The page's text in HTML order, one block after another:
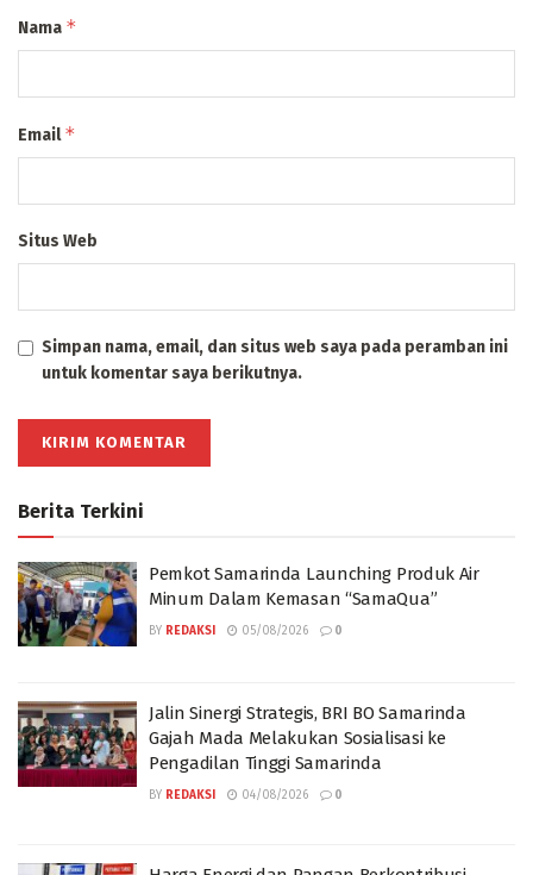
Nama *
Email*
Situs Web
Simpan nama, email, dan situs web saya pada peramban ini
untuk komentar saya berikutnya.
Berita Terkini
Pemkot Samarinda Launching Produk Air
Minum Dalam Kemasan “SamaQua”
BY REDAKSI 05/08/2026 0
Jalin Sinergi Strategis, BRI BO Samarinda
Gajah Mada Melakukan Sosialisasi ke
Pengadilan Tinggi Samarinda
BY REDAKSI 04/08/2026 0